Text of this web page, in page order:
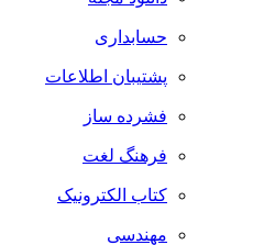
حسابداری
پشتیبان اطلاعات
فشرده ساز
فرهنگ لغت
کتاب الکترونیک
مهندسی